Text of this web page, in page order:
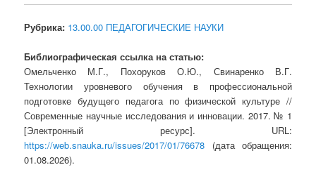
Рубрика: 13.00.00 ПЕДАГОГИЧЕСКИЕ НАУКИ
Библиографическая ссылка на статью:
Омельченко М.Г., Похоруков О.Ю., Свинаренко В.Г.
Технологии уровневого обучения в профессиональной
подготовке будущего педагога по физической культуре //
Современные научные исследования и инновации. 2017. № 1
[Электронный ресурс]. URL:
https://web.snauka.ru/issues/2017/01/76678 (дата обращения:
01.08.2026).